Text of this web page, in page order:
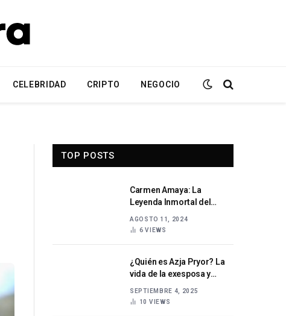
CELEBRIDAD CRIPTO NEGOCIO
TOP POSTS
Carmen Amaya: La
Leyenda Inmortal del
AGOSTO 11, 2024
6VIEWS
¿Quién es Azja Pryor? La
vida de la exesposa y
Tucker
SEPTIEMBRE 4, 2025
10 VIEWS